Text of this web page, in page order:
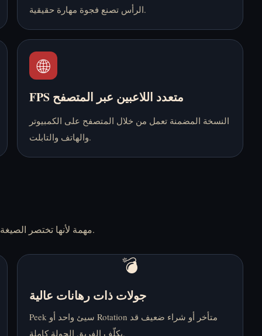
الرأس تصنع فجوة مهارة حقيقية.
🌐
FPS متعدد اللاعبين عبر المتصفح
النسخة المضمنة تعمل من خلال المتصفح على الكمبيوتر
والهاتف والتابلت.
تبقى CS 1 مهمة لأنها تختصر الصيغة إلى التصويب والحركة والاقتصاد والصوت والقرارات التي تحسم الجولة.
💣
جولات ذات رهانات عالية
Peek سيئ واحد أو Rotation متأخر أو شراء ضعيف قد
يكلّف الفريق الجولة كاملة.